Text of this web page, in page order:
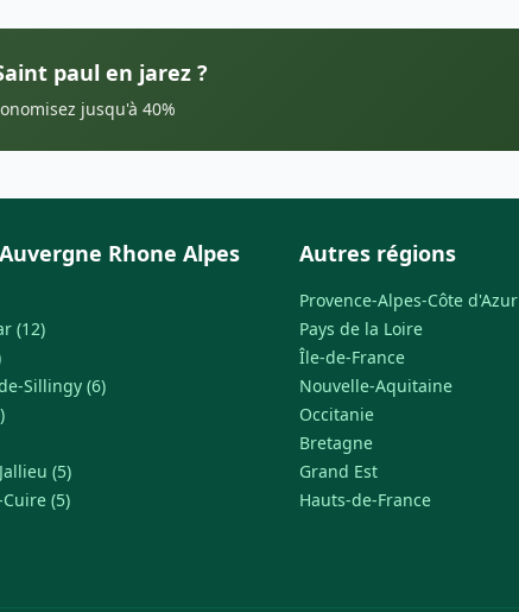
paul en jarez ?
jusqu'à 40%
Rhone Alpes
(12)
Sillingy (6)
(5)
(5)
Autres régions
Provence-Alpes-Côte d'Azur
Pays de la Loire
Île-de-France
Nouvelle-Aquitaine
Occitanie
Bretagne
Grand Est
Hauts-de-France